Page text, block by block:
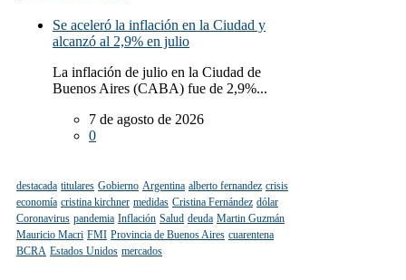
Se aceleró la inflación en la Ciudad y
alcanzó al 2,9% en julio
La inflación de julio en la Ciudad de
Buenos Aires (CABA) fue de 2,9%...
7 de agosto de 2026
0
destacada titulares Gobierno Argentina alberto fernandez crisis
economía cristina kirchner medidas Cristina Fernández dólar
Coronavirus pandemia Inflación Salud deuda Martin Guzmán
Mauricio Macri FMI Provincia de Buenos Aires cuarentena
BCRA Estados Unidos mercados